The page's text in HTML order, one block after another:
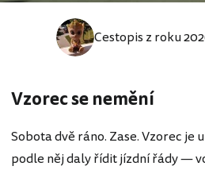
Cestopis z roku
Vzorec se nemění
Sobota dvě ráno. Zase. Vzorec je
podle něj daly řídit jízdní řády —